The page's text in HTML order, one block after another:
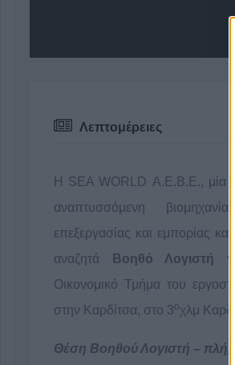
Λεπτομέρειες
Η SEA WORLD Α.Ε.Β.Ε., μία
αναπτυσσόμενη
επεξεργασίας και εμπορίας
αναζητά
Βοηθό Λογιστή
Οικονομικό Τμήμα του
στην Καρδίτσα, στο 3οχλμ
Θέση Βοηθού Λογιστή –